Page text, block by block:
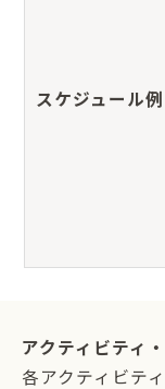
スケジュール例
アクティビティ
各アクティビテ